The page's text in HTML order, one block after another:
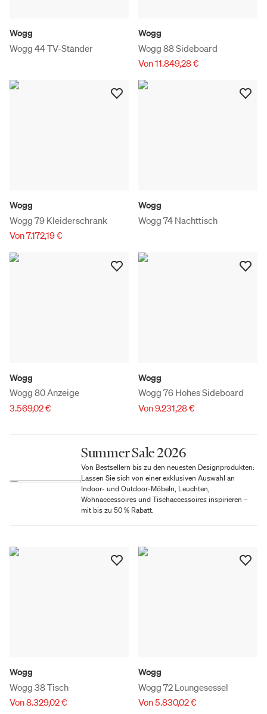
Wogg
Wogg 44 TV-Ständer
Wogg
Wogg 88 Sideboard
Von 11.849,28 €
Wogg
Wogg 79 Kleiderschrank
Von 7.172,19 €
Wogg
Wogg 74 Nachttisch
Wogg
Wogg 80 Anzeige
3.569,02 €
Wogg
Wogg 76 Hohes Sideboard
Von 9.231,28 €
Summer Sale 2026
Von Bestsellern bis zu den neuesten Designprodukten:
Lassen Sie sich von einer exklusiven Auswahl an
Indoor- und Outdoor-Möbeln, Leuchten,
Wohnaccessoires und Tischaccessoires inspirieren –
mit bis zu 50 % Rabatt.
Wogg
Wogg 38 Tisch
Von 8.329,02 €
Wogg
Wogg 72 Loungesessel
Von 5.830,02 €